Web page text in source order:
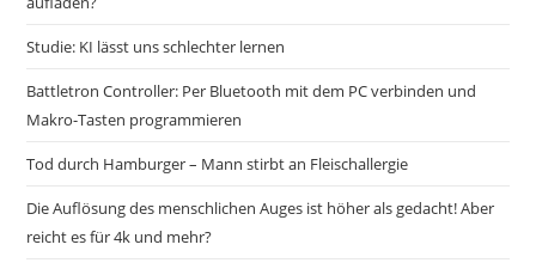
Studie: KI lässt uns schlechter lernen
Battletron Controller: Per Bluetooth mit dem PC verbinden und
Makro-Tasten programmieren
Tod durch Hamburger – Mann stirbt an Fleischallergie
Die Auflösung des menschlichen Auges ist höher als gedacht! Aber
reicht es für 4k und mehr?